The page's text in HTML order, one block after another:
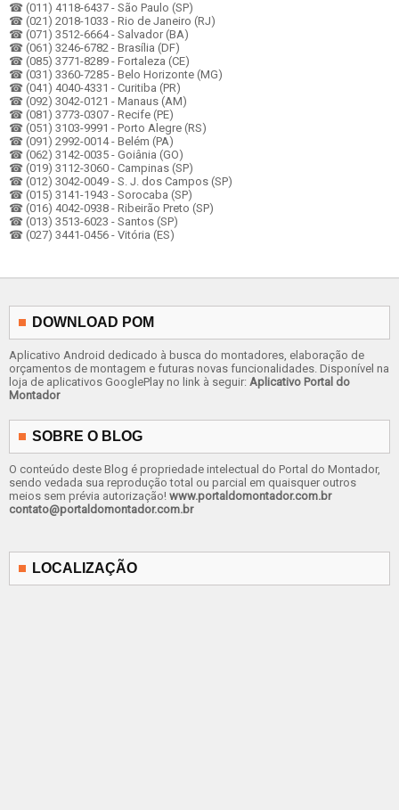
☎ (011) 4118-6437 - São Paulo (SP)
☎ (021) 2018-1033 - Rio de Janeiro (RJ)
☎ (071) 3512-6664 - Salvador (BA)
☎ (061) 3246-6782 - Brasília (DF)
☎ (085) 3771-8289 - Fortaleza (CE)
☎ (031) 3360-7285 - Belo Horizonte (MG)
☎ (041) 4040-4331 - Curitiba (PR)
☎ (092) 3042-0121 - Manaus (AM)
☎ (081) 3773-0307 - Recife (PE)
☎ (051) 3103-9991 - Porto Alegre (RS)
☎ (091) 2992-0014 - Belém (PA)
☎ (062) 3142-0035 - Goiânia (GO)
☎ (019) 3112-3060 - Campinas (SP)
☎ (012) 3042-0049 - S. J. dos Campos (SP)
☎ (015) 3141-1943 - Sorocaba (SP)
☎ (016) 4042-0938 - Ribeirão Preto (SP)
☎ (013) 3513-6023 - Santos (SP)
☎ (027) 3441-0456 - Vitória (ES)
DOWNLOAD POM
Aplicativo Android dedicado à busca do montadores, elaboração de
orçamentos de montagem e futuras novas funcionalidades. Disponível na
loja de aplicativos GooglePlay no link à seguir: Aplicativo Portal do
Montador
SOBRE O BLOG
O conteúdo deste Blog é propriedade intelectual do Portal do Montador,
sendo vedada sua reprodução total ou parcial em quaisquer outros
meios sem prévia autorização! www.portaldomontador.com.br
contato@portaldomontador.com.br
LOCALIZAÇÃO